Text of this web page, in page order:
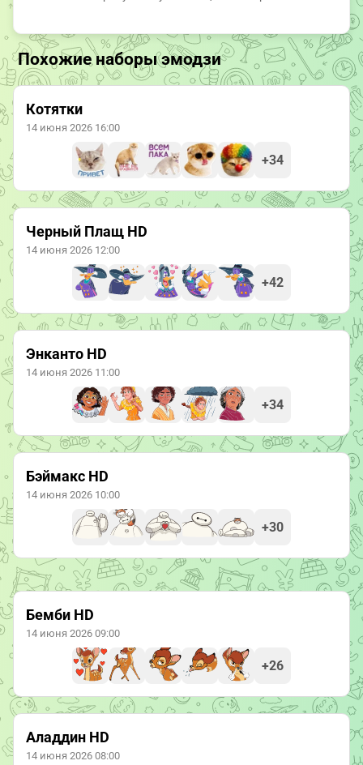
Похожие наборы эмодзи
Котятки
14 июня 2026 16:00
+34
Черный Плащ HD
14 июня 2026 12:00
+42
Энканто HD
14 июня 2026 11:00
+34
Бэймакс HD
14 июня 2026 10:00
+30
Бемби HD
14 июня 2026 09:00
+26
Аладдин HD
14 июня 2026 08:00